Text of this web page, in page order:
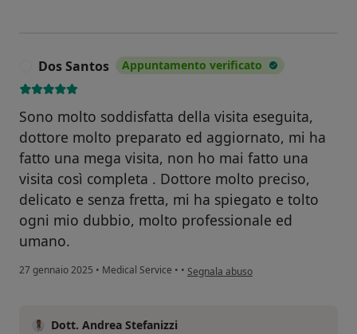
Dos Santos Appuntamento verificato
Sono molto soddisfatta della visita eseguita,
dottore molto preparato ed aggiornato, mi ha
fatto una mega visita, non ho mai fatto una
visita così completa . Dottore molto preciso,
delicato e senza fretta, mi ha spiegato e tolto
ogni mio dubbio, molto professionale ed
umano.
27 gennaio 2025 • Medical Service • • secondo l'opinione dell'utente Dos
Segnala abuso
Dott. Andrea Stefanizzi